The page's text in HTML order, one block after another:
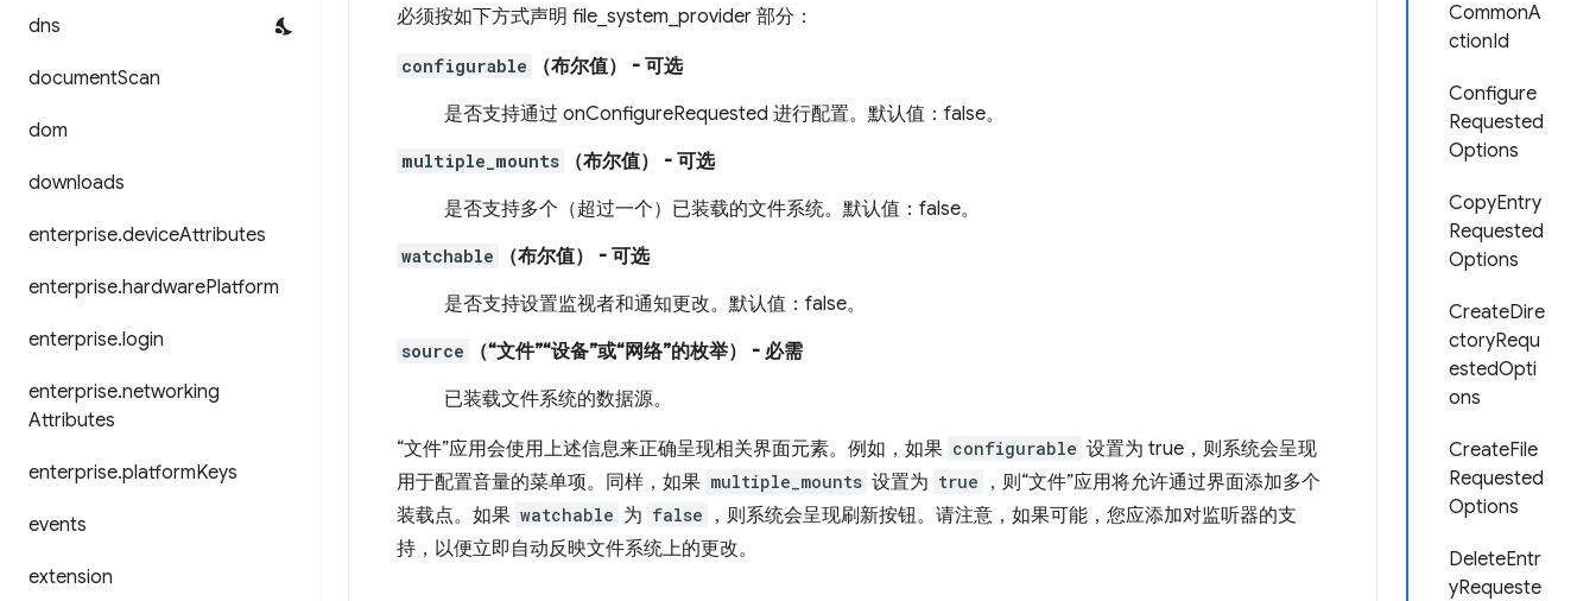
dns
documentScan
dom
downloads
enterprise.deviceAttributes
enterprise.hardwarePlatform
enterprise.login
enterprise.networking
Attributes
enterprise.platformKeys
events
extension
CommonA
ctionId
Configure
Requested
Options
CopyEntry
Requested
Options
CreateDire
ctoryRequ
estedOpti
ons
CreateFile
Requested
Options
DeleteEntr
yRequeste
必须按如下方式声明 file_system_provider 部分：
configurable （布尔值）
- 可选
是否支持通过 onConfigureRequested 进行配置。默认值：false。
multiple_mounts （布尔值）
- 可选
是否支持多个（超过一个）已装载的文件系统。默认值：false。
watchable （布尔值）
- 可选
是否支持设置监视者和通知更改。默认值：false。
source （“文件”“设备”或“网络”的枚举）
- 必需
已装载文件系统的数据源。
“文件”应用会使用上述信息来正确呈现相关界面元素。例如，如果 configurable 设置为 true，则系统会呈现
用于配置音量的菜单项。同样，如果 multiple_mounts 设置为 true
，则“文件”应用将允许通过界面添加多个
装载点。如果 watchable 为 false
，则系统会呈现刷新按钮。请注意，如果可能，您应添加对监听器的支
持，以便立即自动反映文件系统上的更改。